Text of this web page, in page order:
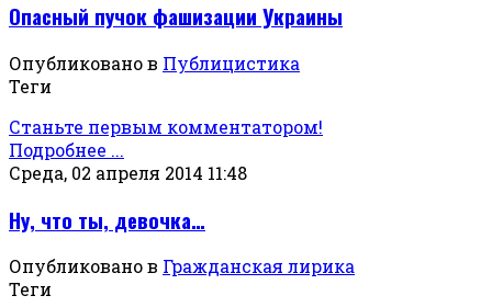
Опасный пучок фашизации Украины
Опубликовано в Публицистика
Теги
Станьте первым комментатором!
Подробнее ...
Среда, 02 апреля 2014 11:48
Ну, что ты, девочка…
Опубликовано в Гражданская лирика
Теги